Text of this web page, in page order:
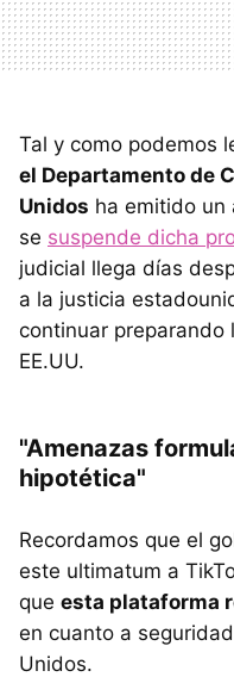
Tal y como podemos
el Departamento de
Unidos ha emitido un
se suspende dicha
judicial llega días
a la justicia
continuar preparando
EE.UU.
"Amenazas
hipotética"
Recordamos que el
este ultimatum a
que esta plataforma
en cuanto a
Unidos.